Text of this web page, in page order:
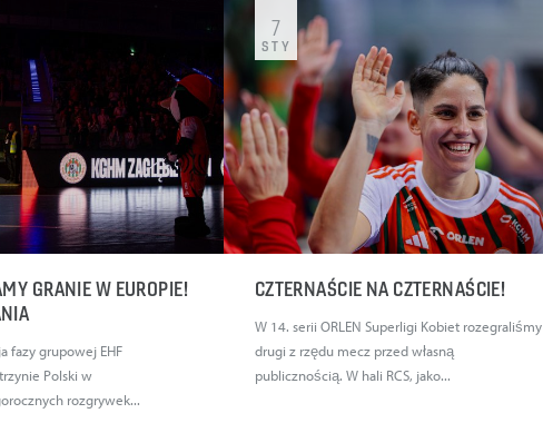
GRANIE W EUROPIE!
fazy grupowej EHF
Polski w
rozgrywek...
CZTERNAŚCIE NA CZTERNAŚCIE!
W 14. serii ORLEN Superligi Kobiet rozegraliśmy
drugi z rzędu mecz przed własną
publicznością. W hali RCS, jako...
7
STY